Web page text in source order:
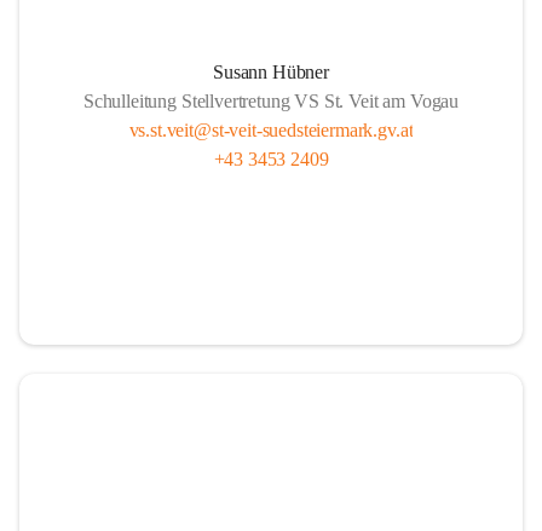
Susann Hübner
Schulleitung Stellvertretung VS St. Veit am Vogau
vs.st.veit@st-veit-suedsteiermark.gv.at
+43 3453 2409